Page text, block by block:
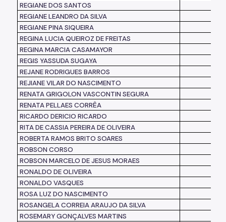
REGIANE DOS SANTOS
REGIANE LEANDRO DA SILVA
REGIANE PINA SIQUEIRA
REGINA LUCIA QUEIROZ DE FREITAS
REGINA MARCIA CASAMAYOR
REGIS YASSUDA SUGAYA
REJANE RODRIGUES BARROS
REJIANE VILAR DO NASCIMENTO
RENATA GRIGOLON VASCONTIN SEGURA
RENATA PELLAES CORRÊA
RICARDO DERICIO RICARDO
RITA DE CASSIA PEREIRA DE OLIVEIRA
ROBERTA RAMOS BRITO SOARES
ROBSON CORSO
ROBSON MARCELO DE JESUS MORAES
RONALDO DE OLIVEIRA
RONALDO VASQUES
ROSA LUZ DO NASCIMENTO
ROSANGELA CORREIA ARAUJO DA SILVA
ROSEMARY GONÇALVES MARTINS